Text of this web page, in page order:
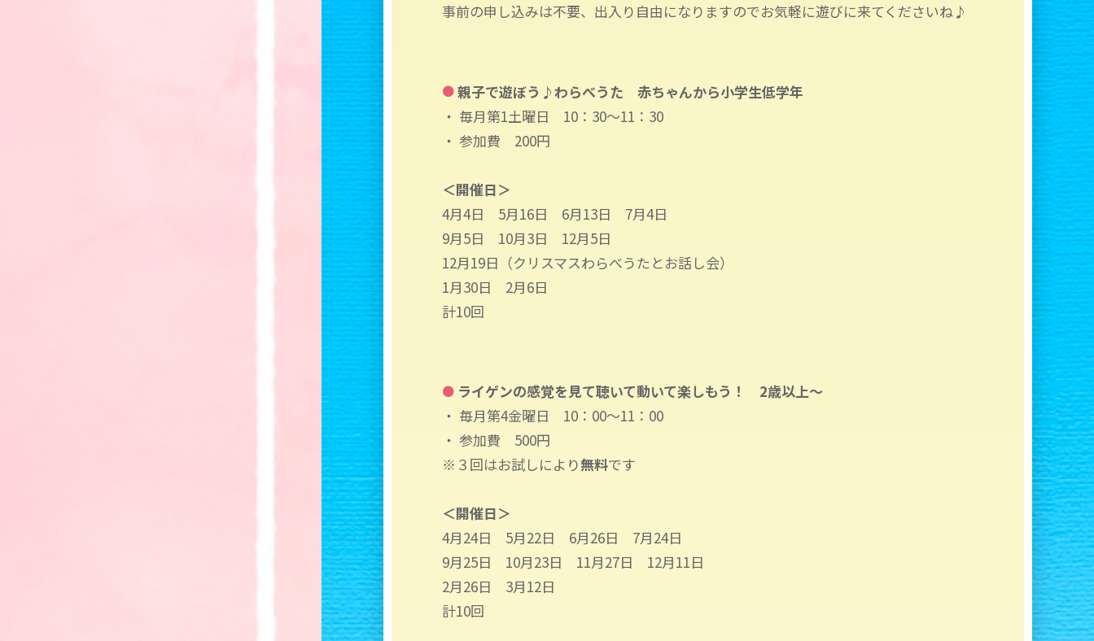
事前の申し込みは不要、出入り自由になりますのでお気軽に遊びに来てくださいね♪
● 親子で遊ぼう♪わらべうた 赤ちゃんから小学生低学年
・ 毎月第1土曜日 10：30～11：30
・ 参加費 200円
＜開催日＞
4月4日 5月16日 6月13日 7月4日
9月5日 10月3日 12月5日
12月19日（クリスマスわらべうたとお話し会）
1月30日 2月6日
計10回
● ライゲンの感覚を見て聴いて動いて楽しもう！ 2歳以上～
・ 毎月第4金曜日 10：00～11：00
・ 参加費 500円
※３回はお試しにより無料です
＜開催日＞
4月24日 5月22日 6月26日 7月24日
9月25日 10月23日 11月27日 12月11日
2月26日 3月12日
計10回